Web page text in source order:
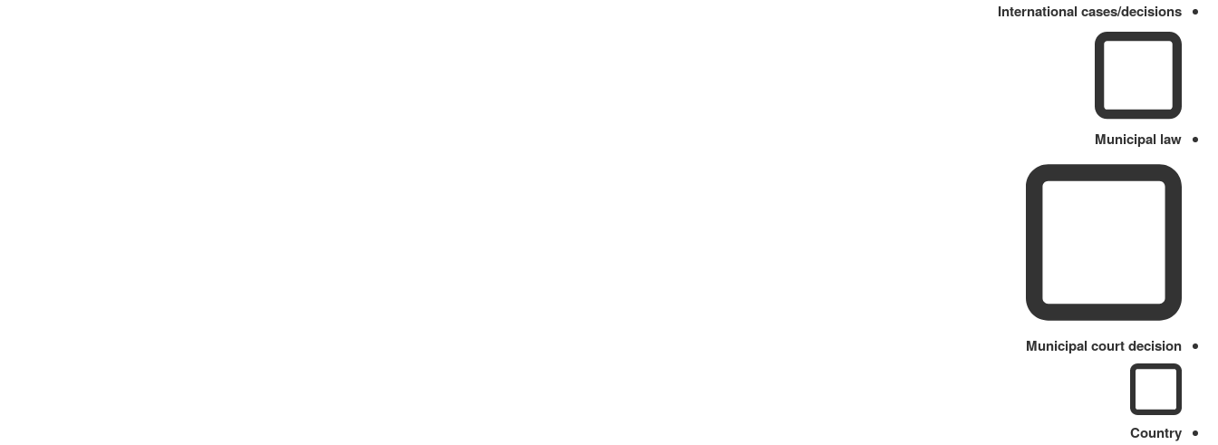
International cases/decisions
Municipal law
Municipal court decision
Country